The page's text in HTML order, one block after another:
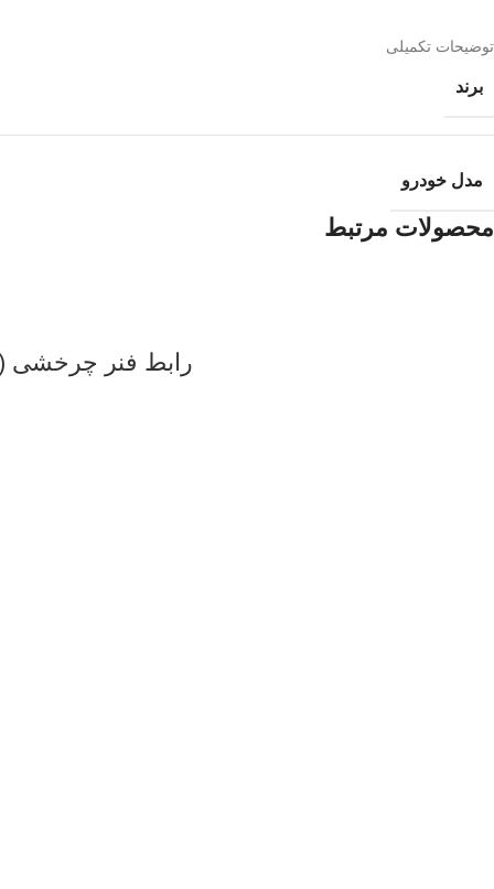
توضیحات تکمیلی
برند
مدل خودرو
محصولات مرتبط
رابط فنر چرخشی (کلید چرخشی) 3